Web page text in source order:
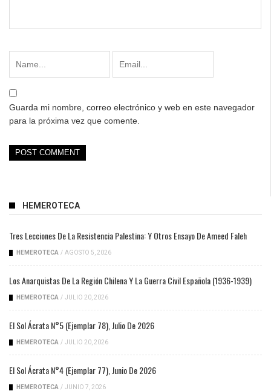
Guarda mi nombre, correo electrónico y web en este navegador
para la próxima vez que comente.
HEMEROTECA
Tres Lecciones De La Resistencia Palestina: Y Otros Ensayo De Ameed Faleh
HEMEROTECA / AGOSTO 5, 2026
Los Anarquistas De La Región Chilena Y La Guerra Civil Española (1936-1939)
HEMEROTECA / JULIO 20, 2026
El Sol Ácrata N°5 (ejemplar 78), Julio De 2026
HEMEROTECA / JULIO 20, 2026
El Sol Ácrata N°4 (ejemplar 77), Junio De 2026
HEMEROTECA / JUNIO 7, 2026